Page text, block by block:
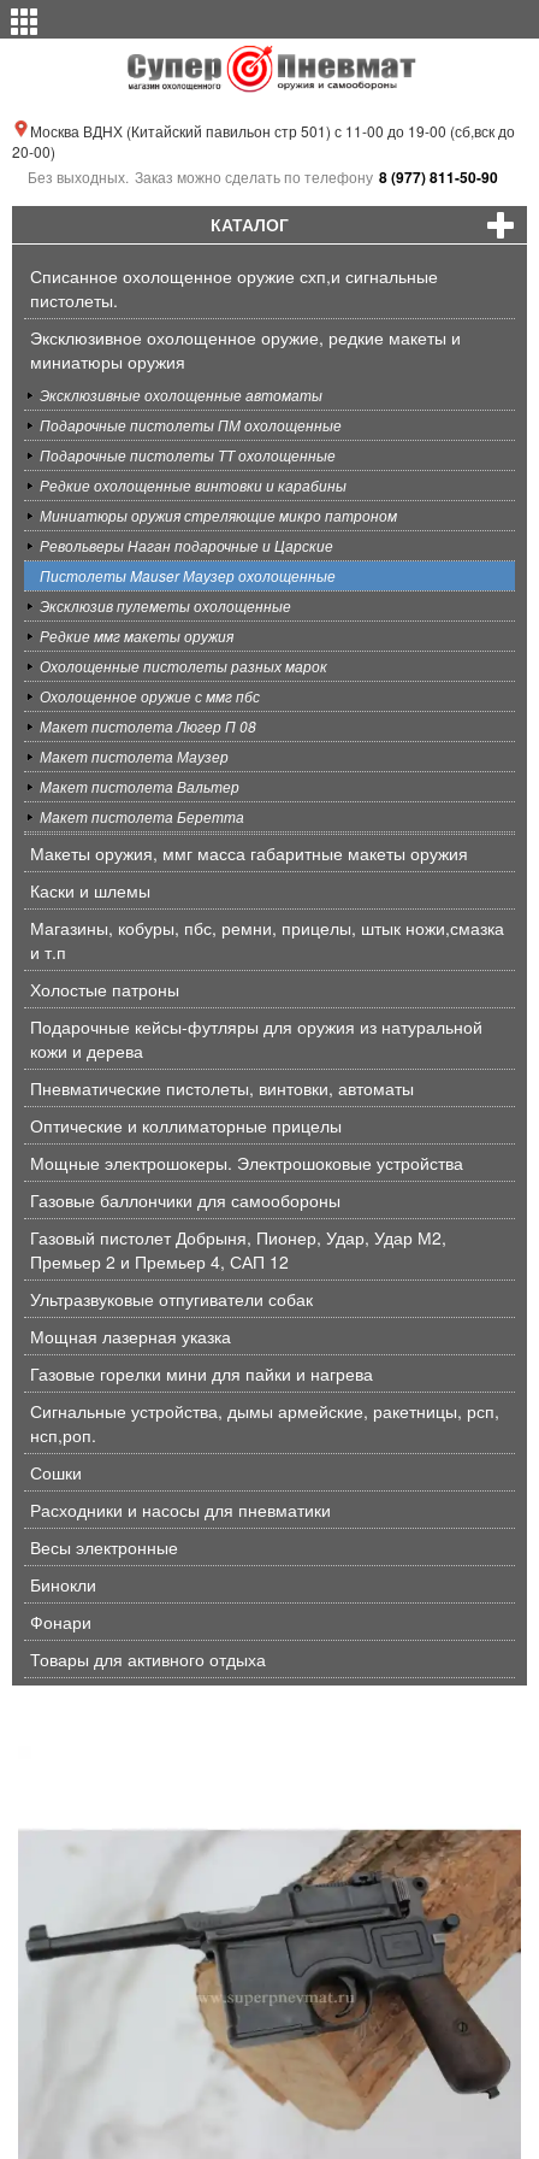
Москва ВДНХ (Китайский павильон стр 501) с 11-00 до 19-00 (сб,вск до
20-00)
Без выходных. Заказ можно сделать по телефону 8 (977) 811-50-90
КАТАЛОГ
Списанное охолощенное оружие схп,и сигнальные
пистолеты.
Эксклюзивное охолощенное оружие, редкие макеты и
миниатюры оружия
Эксклюзивные охолощенные автоматы
Подарочные пистолеты ПМ охолощенные
Подарочные пистолеты ТТ охолощенные
Редкие охолощенные винтовки и карабины
Миниатюры оружия стреляющие микро патроном
Револьверы Наган подарочные и Царские
Пистолеты Mauser Маузер охолощенные
Эксклюзив пулеметы охолощенные
Редкие ммг макеты оружия
Охолощенные пистолеты разных марок
Охолощенное оружие с ммг пбс
Макет пистолета Люгер П 08
Макет пистолета Маузер
Макет пистолета Вальтер
Макет пистолета Беретта
Макеты оружия, ммг масса габаритные макеты оружия
Каски и шлемы
Магазины, кобуры, пбс, ремни, прицелы, штык ножи,смазка
и т.п
Холостые патроны
Подарочные кейсы-футляры для оружия из натуральной
кожи и дерева
Пневматические пистолеты, винтовки, автоматы
Оптические и коллиматорные прицелы
Мощные электрошокеры. Электрошоковые устройства
Газовые баллончики для самообороны
Газовый пистолет Добрыня, Пионер, Удар, Удар М2,
Премьер 2 и Премьер 4, САП 12
Ультразвуковые отпугиватели собак
Мощная лазерная указка
Газовые горелки мини для пайки и нагрева
Сигнальные устройства, дымы армейские, ракетницы, рсп,
нсп,роп.
Сошки
Расходники и насосы для пневматики
Весы электронные
Бинокли
Фонари
Товары для активного отдыха